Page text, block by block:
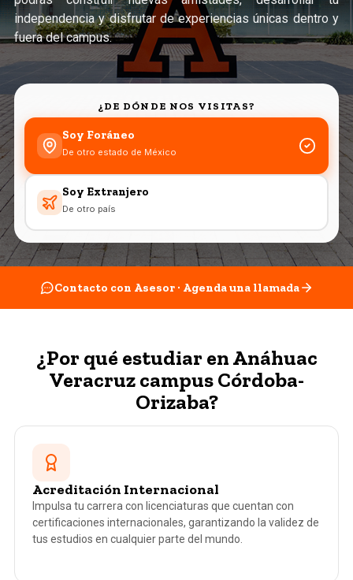
independencia y disfrutar de experiencias únicas dentro y
fuera del campus.
¿DE DÓNDE NOS VISITAS?
Soy Foráneo
De otro estado de México
Soy Extranjero
De otro país
Contacto con Asesor · Agenda una llamada
¿Por qué estudiar en Anáhuac
Veracruz campus Córdoba-
Orizaba?
Acreditación Internacional
Impulsa tu carrera con licenciaturas que cuentan con
certificaciones internacionales, garantizando la validez de
tus estudios en cualquier parte del mundo.